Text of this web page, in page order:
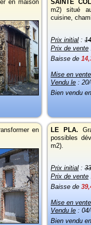
en maison
SAINTE
m2) situé
cuisine,
Prix initial:
Prix de vente
Baisse de
Mise en
Vendu le :
Bien vendu
en
LE PLA.
possibles
m2).
Prix initial:
Prix de vente
Baisse de
Mise en
Vendu le :
Bien vendu